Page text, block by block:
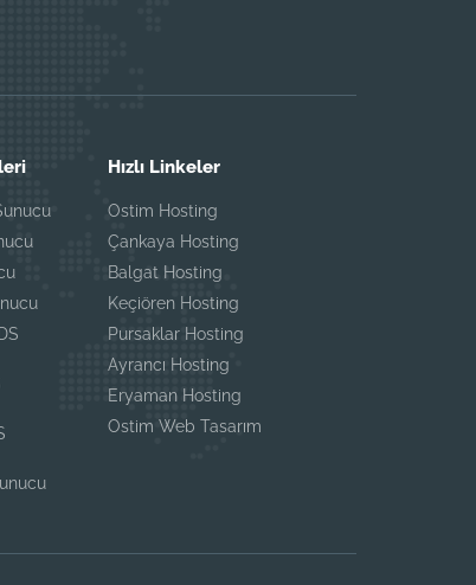
Hızlı Linkeler
Ostim Hosting
Çankaya Hosting
Balgat Hosting
Keçiören Hosting
Pursaklar Hosting
Ayrancı Hosting
Eryaman Hosting
Ostim Web Tasarım